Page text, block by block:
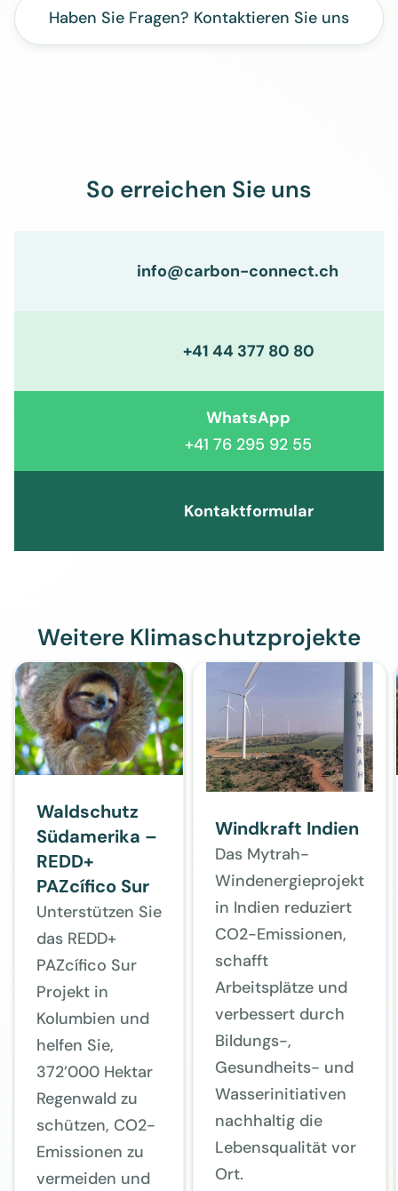
Haben Sie Fragen? Kontaktieren Sie uns
So erreichen Sie uns
info@carbon-connect.ch
+41 44 377 80 80
WhatsApp
+41 76 295 92 55
Kontaktformular
Weitere Klimaschutzprojekte
Waldschutz
Südamerika –
REDD+
PAZcífico Sur
Unterstützen Sie
das REDD+
PAZcífico Sur
Projekt in
Kolumbien und
helfen Sie,
372’000 Hektar
Regenwald zu
schützen, CO2-
Emissionen zu
vermeiden und
Windkraft Indien
Das Mytrah-
Windenergieprojekt
in Indien reduziert
CO2-Emissionen,
schafft
Arbeitsplätze und
verbessert durch
Bildungs-,
Gesundheits- und
Wasserinitiativen
nachhaltig die
Lebensqualität vor
Ort.